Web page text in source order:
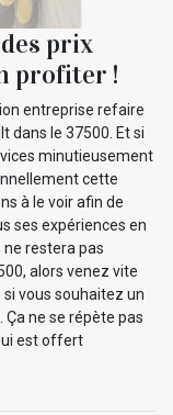
prix
profiter !
entreprise refaire
dans le 37500. Et si
minutieusement
cette
à le voir afin de
ses expériences en
restera pas
alors venez vite
vous souhaitez un
ne se répète pas
est offert